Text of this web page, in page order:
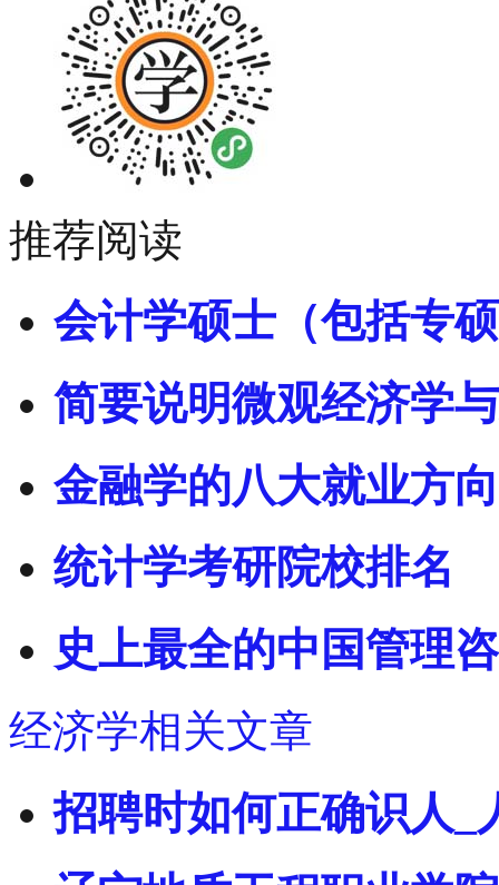
推荐阅读
会计学硕士（包括专
简要说明微观经济学
金融学的八大就业方
统计学考研院校排名
史上最全的中国管理
经济学相关文章
招聘时如何正确识人_